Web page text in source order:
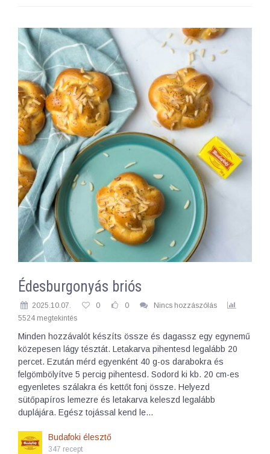
Édesburgonyás briós
2025.10.07. 0 0
Nincs hozzászólás
5524 megtekintés
Minden hozzávalót készíts össze és dagassz egy egynemű
közepesen lágy tésztát. Letakarva pihentesd legalább 20
percet. Ezután mérd egyenként 40 g-os darabokra és
felgömbölyítve 5 percig pihentesd. Sodord ki kb. 20 cm-es
egyenletes szálakra és kettőt fonj össze. Helyezd
sütőpapíros lemezre és letakarva keleszd legalább
duplájára. Egész tojással kend le…
Budafoki élesztő
347 recept